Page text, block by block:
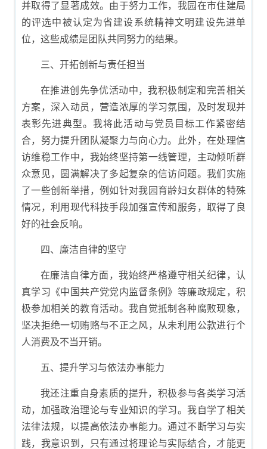
并取得了显著成效。由于努力工作，我园在市住建局
的评选中被认定为省建设系统精神文明建设先进单
位，这些成绩是团队共同努力的结果。
三、开拓创新与责任担当
在推进创先争优活动中，我积极制定和完善相关
方案，深入动员，营造浓厚的学习氛围，及时发现并
表彰先进典型。我将此活动与党员目标工作紧密结
合，努力提升团队凝聚力与向心力。此外，在处理信
访维稳工作中，我始终坚持第一线管理，主动倾听群
众意见，圆满解决了多起复杂的信访问题。我们实施
了一些创新举措，例如针对我园育龄妇女群体的特殊
情况，利用现代科技手段加强宣传和服务，取得了良
好的社会反响。
四、廉洁自律的坚守
在廉洁自律方面，我始终严格遵守相关纪律，认
真学习《中国共产党党内监督条例》等廉政规定，积
极参加相关的教育活动。我自觉抵制各种腐败现象，
坚决拒绝一切贿赂与不正之风，从未利用公款进行个
人消费及不当开销。
五、提升学习与依法办事能力
我还注重自身素质的提升，积极参与各类学习活
动，加强政治理论与专业知识的学习。我自学了相关
法律法规，以提高依法办事能力。通过不断学习与实
践，我意识到，只有通过将理论与实际结合，才能更